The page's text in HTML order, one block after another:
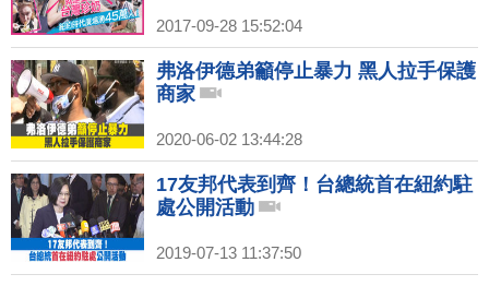
2017-09-28 15:52:04
弗洛伊德弟籲停止暴力 黑人拉手保護
商家
2020-06-02 13:44:28
17友邦代表到齊！台總統首在紐約駐
處公開活動
2019-07-13 11:37:50